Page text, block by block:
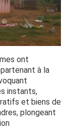
ont
à la
instants,
et biens de
plongeant